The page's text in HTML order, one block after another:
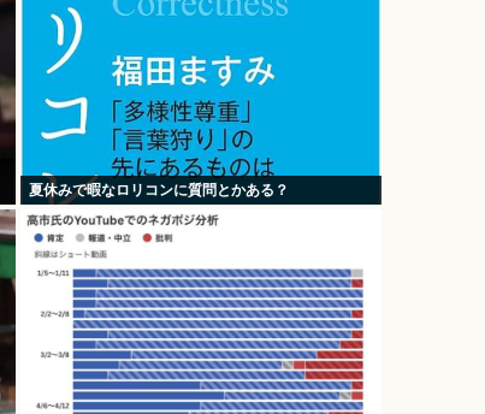
夏休みで暇なロリコンに質問とかある？